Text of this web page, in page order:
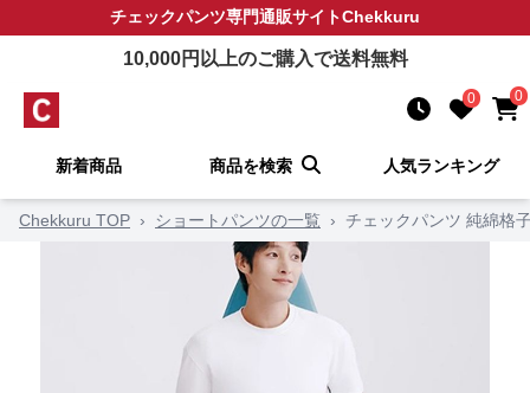
チェックパンツ専門通販サイトChekkuru
10,000円以上のご購入で送料無料
0 0
新着商品 商品を検索 人気ランキング
Chekkuru TOP › ショートパンツの一覧 › チェックパンツ 純綿格